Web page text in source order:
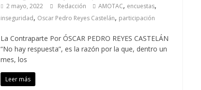
2 mayo, 2022 Redacción AMOTAC, encuestas,
inseguridad, Oscar Pedro Reyes Castelán, participación
La Contraparte Por ÓSCAR PEDRO REYES CASTELÁN
“No hay respuesta”, es la razón por la que, dentro un
mes, los
Leer más